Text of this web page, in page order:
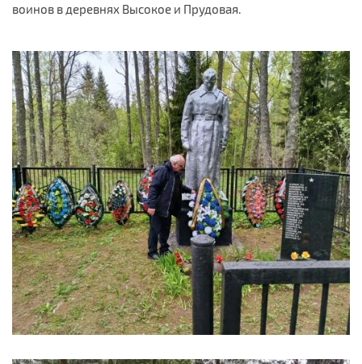
воинов в деревнях Высокое и Прудовая.